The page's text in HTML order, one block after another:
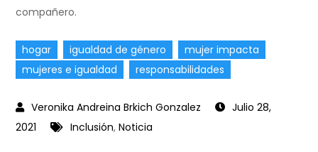
compañero.
hogar igualdad de género
mujer impacta
mujeres e igualdad
responsabilidades
Julio 28,
2021
Inclusión,Noticia